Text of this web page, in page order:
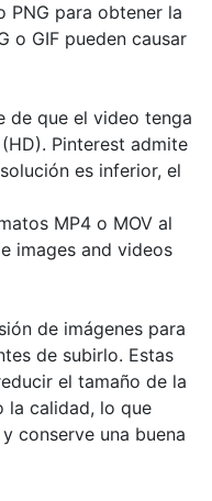
PNG para obtener la
o GIF pueden causar
de que el video tenga
Pinterest admite
es inferior, el
MP4 o MOV al
images and videos
de imágenes para
de subirlo. Estas
el tamaño de la
la calidad, lo que
conserve una buena